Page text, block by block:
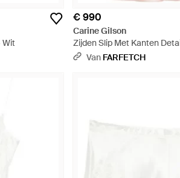
Wit
€ 990
Carine Gilson
Zijden Slip Met Kanten
RozeVan FARFETCH